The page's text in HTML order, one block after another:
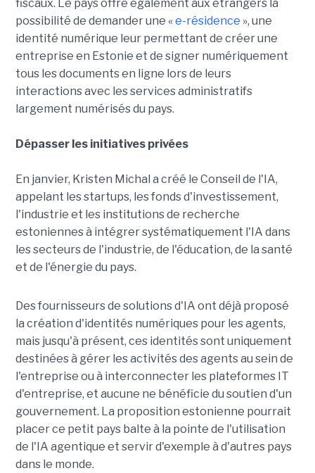
fiscaux. Le pays offre également aux étrangers la
possibilité de demander une «e-résidence », une
identité numérique leur permettant de créer une
entreprise en Estonie et de signer numériquement
tous les documents en ligne lors de leurs
interactions avec les services administratifs
largement numérisés du pays.
Dépasser les initiatives privées
En janvier, Kristen Michal a créé le Conseil de l'IA,
appelant les startups, les fonds d'investissement,
l'industrie et les institutions de recherche
estoniennes à intégrer systématiquement l'IA dans
les secteurs de l'industrie, de l'éducation, de la santé
et de l'énergie du pays.
Des fournisseurs de solutions d'IA ont déjà proposé
la création d'identités numériques pour les agents,
mais jusqu'à présent, ces identités sont uniquement
destinées à gérer les activités des agents au sein de
l'entreprise ou à interconnecter les plateformes IT
d'entreprise, et aucune ne bénéficie du soutien d'un
gouvernement. La proposition estonienne pourrait
placer ce petit pays balte à la pointe de l'utilisation
de l'IA agentique et servir d'exemple à d'autres pays
dans le monde.